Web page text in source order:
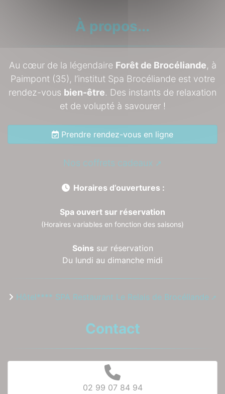
À propos...
Au cœur de la légendaire Forêt de Brocéliande, à
Paimpont (35), l’institut Spa Brocéliande est votre
rendez-vous bien-être. Des instants de relaxation
et de volupté à savourer !
Prendre rendez-vous en ligne
Nos coffrets cadeaux
Horaires d’ouvertures :
Spa ouvert sur réservation
(Horaires variables en fonction des saisons)
Soinssur réservation
Du lundi au dimanche midi
Hôtel**** SPA Restaurant Le Relais de Brocéliande
Contact
02 99 07 84 94